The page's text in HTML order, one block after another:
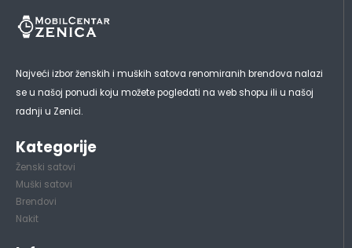
Najveći izbor ženskih i muških satova renomiranih brendova nalazi
se u našoj ponudi koju možete pogledati na web shopu ili u našoj
radnji u Zenici.
Kategorije
Ženski satovi
Muški satovi
Brendovi
Nakit